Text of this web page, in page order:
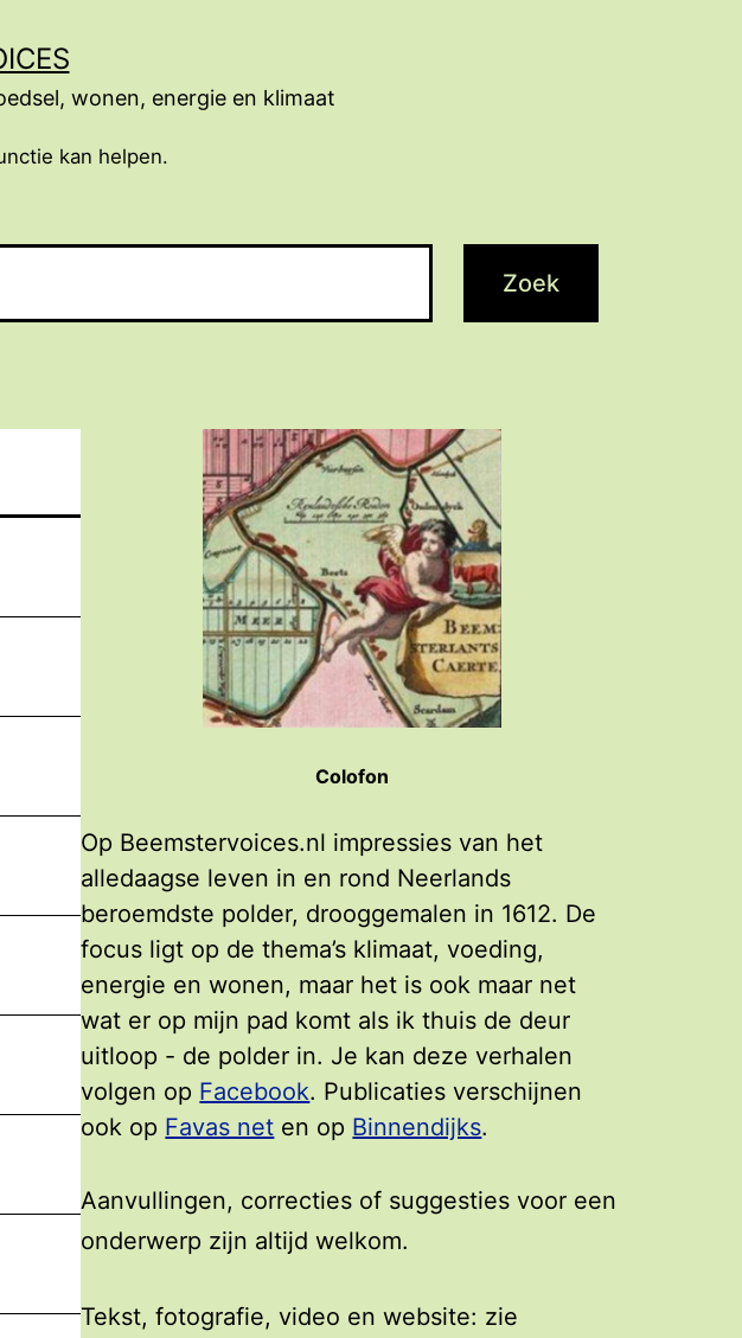
wonen, energie en klimaat
kan helpen.
Colofon
Op Beemstervoices.nl impressies van het
alledaagse leven in en rond Neerlands
beroemdste polder, drooggemalen in 1612. De
focus ligt op de thema’s klimaat, voeding,
energie en wonen, maar het is ook maar net
wat er op mijn pad komt als ik thuis de deur
uitloop - de polder in. Je kan deze verhalen
volgen op Facebook. Publicaties verschijnen
ook op Favas net en op Binnendijks.
Aanvullingen, correcties of suggesties voor een
onderwerp zijn altijd welkom.
Tekst, fotografie, video en website: zie